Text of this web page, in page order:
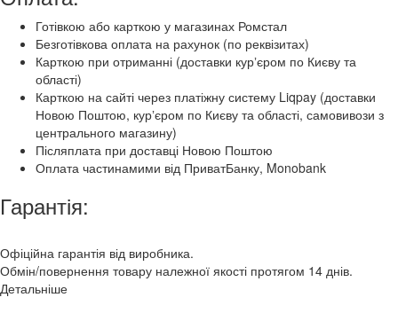
Готівкою або карткою у магазинах Ромстал
Безготівкова оплата на рахунок (по реквізитах)
Карткою при отриманні (доставки курʼєром по Києву та
області)
Карткою на сайті через платіжну систему Liqpay (доставки
Новою Поштою, курʼєром по Києву та області, самовивози з
центрального магазину)
Післяплата при доставці Новою Поштою
Оплата частинамими від ПриватБанку, Monobank
Гарантія:
Офіційна гарантія від виробника.
Обмін/повернення товару належної якості протягом 14 днів.
Детальніше